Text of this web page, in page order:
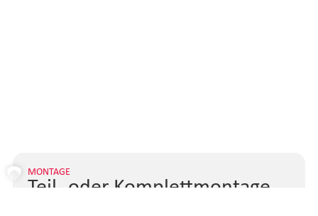
MONTAGE
Teil- oder Komplettmontage